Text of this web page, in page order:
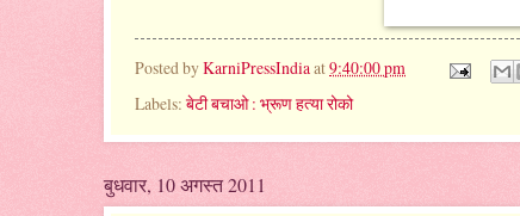
Posted byKarniPressIndiaat9:40:00 pm
Labels: बेटी बचाओ : भ्रूण हत्या रोको
बुधवार, 10 अगस्त 2011